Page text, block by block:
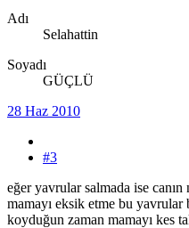
Adı
Selahattin
Soyadı
GÜÇLÜ
28 Haz 2010
#3
eğer yavrular salmada ise
mamayı eksik etme bu
koyduğun zaman mamayı kes